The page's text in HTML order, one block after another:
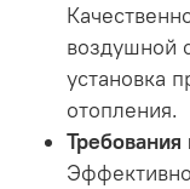
воздушной
установка
отопления.